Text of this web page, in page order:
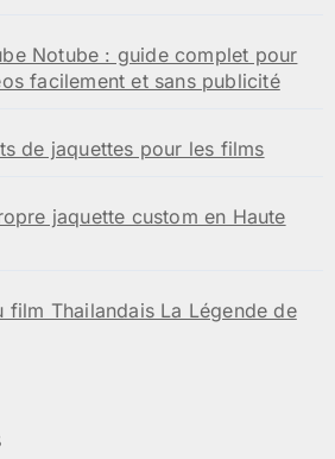
Notube : guide complet pour
facilement et sans publicité
de jaquettes pour les films
jaquette custom en Haute
film Thailandais La Légende de